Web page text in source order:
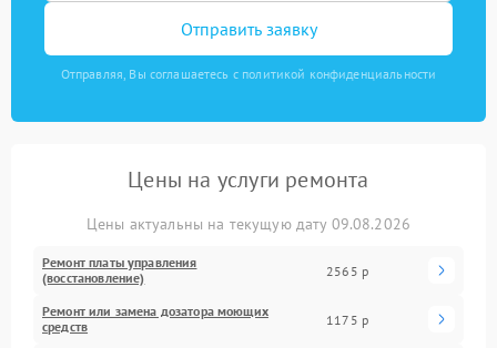
Отправить заявку
Отправляя, Вы соглашаетесь с политикой конфиденциальности
Цены на услуги ремонта
Цены актуальны на текущую дату 09.08.2026
Ремонт платы управления
(восстановление)
2565 р
Ремонт или замена дозатора моющих
средств
1175 р